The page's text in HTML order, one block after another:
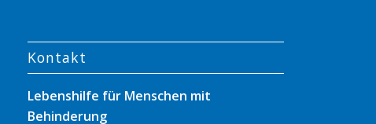
Kontakt
Lebenshilfe für Menschen mit
Behinderung